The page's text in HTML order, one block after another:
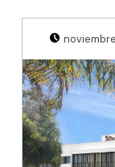
Posted on: